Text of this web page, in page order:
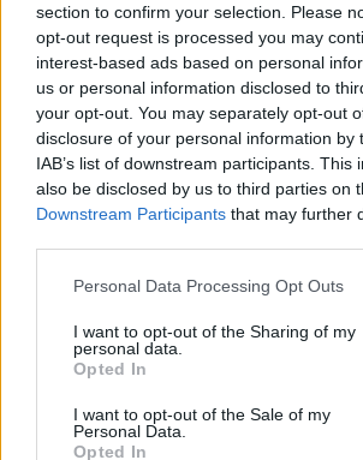
section to confirm your selection. Please
opt-out request is processed you may
interest-based ads based on personal
us or personal information disclosed to
your opt-out. You may separately opt-out
disclosure of your personal information by
IAB’s list of downstream participants. This
also be disclosed by us to third parties on
Downstream Participants that may further
Personal Data Processing Opt Outs
I want to opt-out of the Sharing of my
personal data.
Opted In
I want to opt-out of the Sale of my
Personal Data.
Opted In
Minore violentata da nigeriano
ospite del centro
10/07/2009
A Formello la Lazio fa prove
generali per la Roma Il
Nigeriano in Sudafrica
nonostante l'infortunio. Oggi
amichevole a Formello